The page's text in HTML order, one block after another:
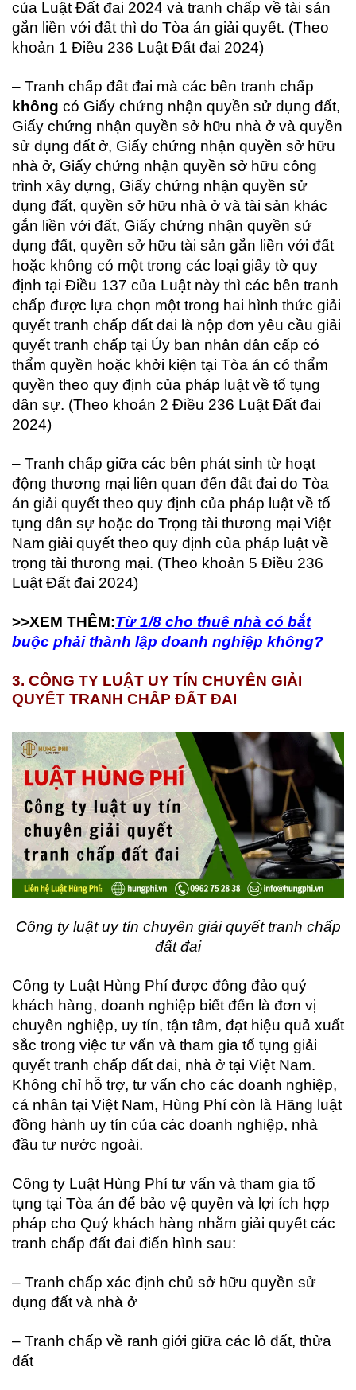
của Luật Đất đai 2024 và tranh chấp về tài sản
gắn liền với đất thì do Tòa án giải quyết. (Theo
khoản 1 Điều 236 Luật Đất đai 2024)
– Tranh chấp đất đai mà các bên tranh chấp
không có Giấy chứng nhận quyền sử dụng đất,
Giấy chứng nhận quyền sở hữu nhà ở và quyền
sử dụng đất ở, Giấy chứng nhận quyền sở hữu
nhà ở, Giấy chứng nhận quyền sở hữu công
trình xây dựng, Giấy chứng nhận quyền sử
dụng đất, quyền sở hữu nhà ở và tài sản khác
gắn liền với đất, Giấy chứng nhận quyền sử
dụng đất, quyền sở hữu tài sản gắn liền với đất
hoặc không có một trong các loại giấy tờ quy
định tại Điều 137 của Luật này thì các bên tranh
chấp được lựa chọn một trong hai hình thức giải
quyết tranh chấp đất đai là nộp đơn yêu cầu giải
quyết tranh chấp tại Ủy ban nhân dân cấp có
thẩm quyền hoặc khởi kiện tại Tòa án có thẩm
quyền theo quy định của pháp luật về tố tụng
dân sự. (Theo khoản 2 Điều 236 Luật Đất đai
2024)
– Tranh chấp giữa các bên phát sinh từ hoạt
động thương mại liên quan đến đất đai do Tòa
án giải quyết theo quy định của pháp luật về tố
tụng dân sự hoặc do Trọng tài thương mại Việt
Nam giải quyết theo quy định của pháp luật về
trọng tài thương mại. (Theo khoản 5 Điều 236
Luật Đất đai 2024)
>>XEM THÊM:Từ 1/8 cho thuê nhà có bắt
buộc phải thành lập doanh nghiệp không?
3. CÔNG TY LUẬT UY TÍN CHUYÊN GIẢI
QUYẾT TRANH CHẤP ĐẤT ĐAI
Công ty luật uy tín chuyên giải quyết tranh chấp
đất đai
Công ty Luật Hùng Phí được đông đảo quý
khách hàng, doanh nghiệp biết đến là đơn vị
chuyên nghiệp, uy tín, tận tâm, đạt hiệu quả xuất
sắc trong việc tư vấn và tham gia tố tụng giải
quyết tranh chấp đất đai, nhà ở tại Việt Nam.
Không chỉ hỗ trợ, tư vấn cho các doanh nghiệp,
cá nhân tại Việt Nam, Hùng Phí còn là Hãng luật
đồng hành uy tín của các doanh nghiệp, nhà
đầu tư nước ngoài.
Công ty Luật Hùng Phí tư vấn và tham gia tố
tụng tại Tòa án để bảo vệ quyền và lợi ích hợp
pháp cho Quý khách hàng nhằm giải quyết các
tranh chấp đất đai điển hình sau:
– Tranh chấp xác định chủ sở hữu quyền sử
dụng đất và nhà ở
– Tranh chấp về ranh giới giữa các lô đất, thửa
đất